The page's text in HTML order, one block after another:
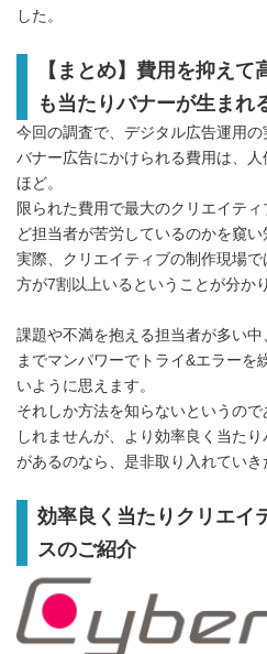
した。
【まとめ】費用を抑え
も当たりバナーが生まれ
今回の調査で、デジタル広告運用の
バナー広告にかけられる費用は、
ほど。
限られた費用で最大のクリエイテ
ど担当者が苦労しているのかを窺い
実際、クリエイティブの制作現場
方が7割以上いるということが分か
課題や不満を抱える担当者が多い
までマンパワーでトライ&エラーを
いように思えます。
それしか方法を知らないというの
しれませんが、より効率良く当た
があるのなら、是非取り入れていき
効率良く当たりクリエイ
スのご紹介